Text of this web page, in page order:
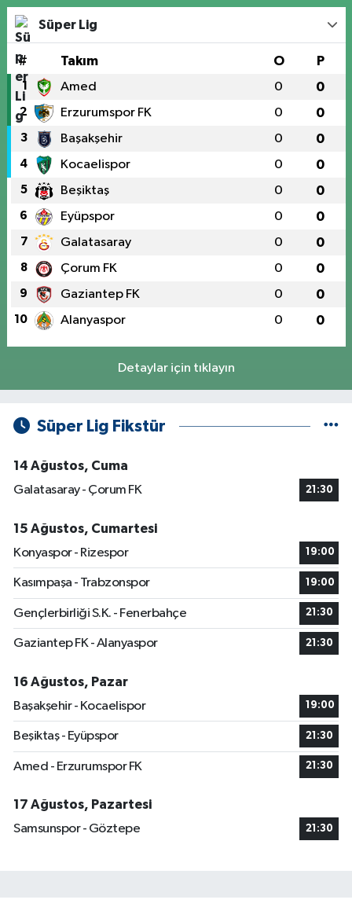
Süper Lig
# Takım O P
1 Amed 0 0
2 Erzurumspor FK 0 0
3 Başakşehir 0 0
4 Kocaelispor 0 0
5 Beşiktaş 0 0
6 Eyüpspor 0 0
7 Galatasaray 0 0
8 Çorum FK 0 0
9 Gaziantep FK 0 0
10 Alanyaspor 0 0
Detaylar için tıklayın
Süper Lig Fikstür
14 Ağustos, Cuma
Galatasaray - Çorum FK
21:30
15 Ağustos, Cumartesi
Konyaspor - Rizespor
19:00
Kasımpaşa - Trabzonspor 19:00
Gençlerbirliği S.K. - Fenerbahçe 21:30
Gaziantep FK - Alanyaspor 21:30
16 Ağustos, Pazar
Başakşehir - Kocaelispor
19:00
Beşiktaş - Eyüpspor 21:30
Amed - Erzurumspor FK 21:30
17 Ağustos, Pazartesi
Samsunspor - Göztepe
21:30